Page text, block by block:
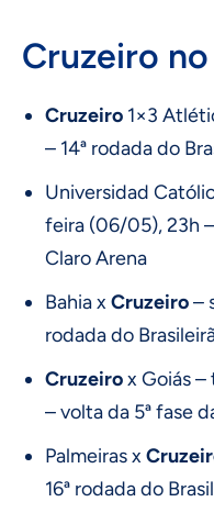
Cruzeiro
Cruzeiro 1×3
– 14ª rodada do
Universidad
feira (06/05), 23h
Claro Arena
Bahia xCruzeiro–
rodada do
Cruzeirox Goiás
– volta da 5ª fase
Palmeiras x
16ª rodada do